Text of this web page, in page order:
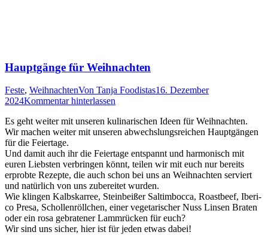
Hauptgänge für Weihnachten
Feste, WeihnachtenVon Tanja Foodistas16. Dezember
2024Kommentar hinterlassen
Es geht wei­ter mit unse­ren kuli­na­ri­schen Ideen für Weih­nach­ten.
Wir machen wei­ter mit unse­ren abwechs­lungs­rei­chen Haupt­gän­gen
für die Feiertage.
Und damit auch ihr die Fei­er­ta­ge ent­spannt und har­mo­nisch mit
euren Liebs­ten ver­brin­gen könnt, tei­len wir mit euch nur bereits
erprob­te Rezep­te, die auch schon bei uns an Weih­nach­ten ser­viert
und natür­lich von uns zube­rei­tet wurden.
Wie klin­gen Kalbs­kar­ree, Stein­bei­ßer Sal­tim­boc­ca, Roast­beef, Iber­i­
co Pre­sa, Schol­len­röll­chen, einer vege­ta­ri­scher Nuss Lin­sen Bra­ten
oder ein rosa gebra­te­ner Lamm­rü­cken für euch?
Wir sind uns sicher, hier ist für jeden etwas dabei!